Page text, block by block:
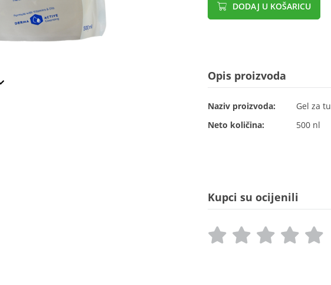
DODAJ U KOŠARICU
Opis proizvoda
Naziv proizvoda:
Gel za
Neto količina:
500 nl
Kupci su ocijenili